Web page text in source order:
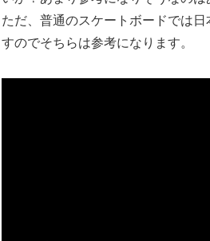
ただ、普通のスケートボードでは日
すのでそちらは参考になります。